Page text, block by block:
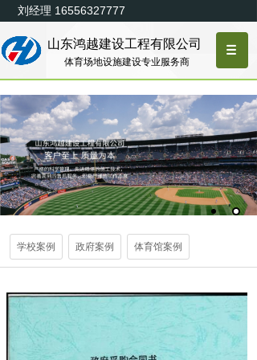
学校案例 政府案例 体育馆案例
刘经理 16556327777
山东鸿越建设工程有限公司
体育场地设施建设专业服务商